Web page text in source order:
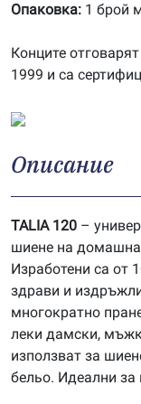
Опаковка: 1 брой
Конците
1999 и са
Описание
TALIA 120 –
шиене на
Изработени са от
здрави и
многократно
леки дамски,
използват за
бельо. Идеални за